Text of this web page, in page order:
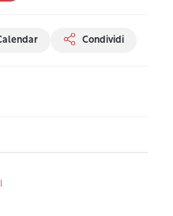
Condividi